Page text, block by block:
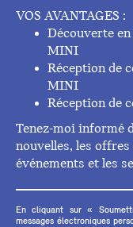
VOS AVANTAGES :
Découverte
MINI
Réception de
MINI
Réception de
Tenez-moi informé
nouvelles, les
événements et les
En cliquant sur «
messages électroniques